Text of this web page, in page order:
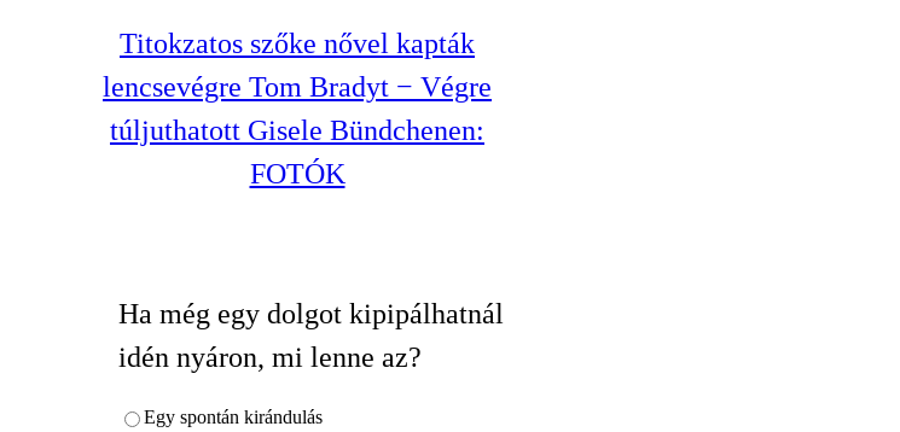
Titokzatos szőke nővel kapták
lencsevégre Tom Bradyt − Végre
túljuthatott Gisele Bündchenen:
FOTÓK
Ha még egy dolgot kipipálhatnál
idén nyáron, mi lenne az?
Egy spontán kirándulás